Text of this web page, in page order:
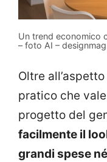
Un trend economico
– foto AI –
Oltre
pratico che
progetto del
facilmente il
grandi spese